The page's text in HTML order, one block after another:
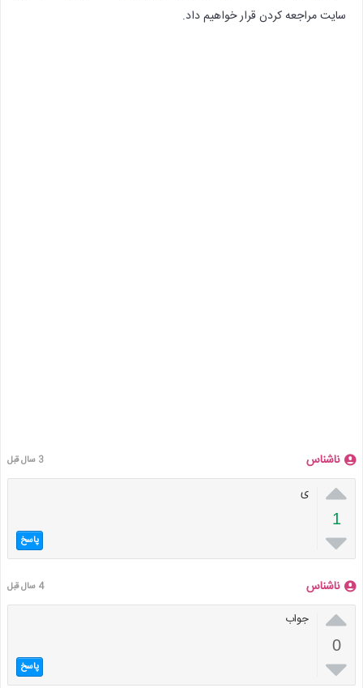
سایت مراجعه کردن قرار خواهیم داد.
ناشناس 3 سال قبل

1

ی
پاسخ
ناشناس 4 سال قبل

0

جواب
پاسخ